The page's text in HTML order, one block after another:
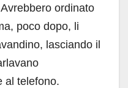
ordinato
poco dopo, li
lasciando il
al telefono.